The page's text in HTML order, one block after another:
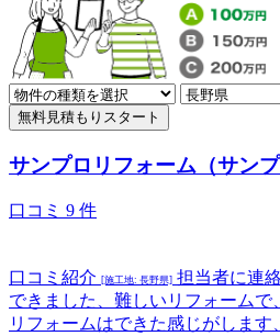
無料見積もりスタート
サンプロリフォーム（サンプ
口コミ 9 件
口コミ紹介 [施工地: 長野県] 担当者に連
できました、難しいリフォーム
リフォームはできた感じがします